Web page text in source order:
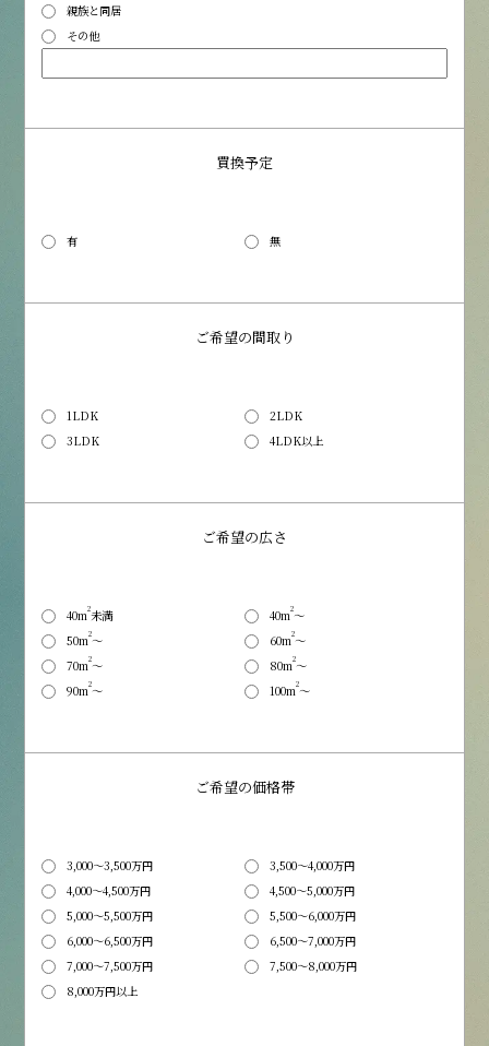
親族と同居
その他
買換予定
有 無
ご希望の間取り
1LDK
2LDK
3LDK
4LDK以上
ご希望の広さ
40m2未満 40m2～
50m2～ 60m2～
70m2～ 80m2～
90m2～ 100m2～
ご希望の価格帯
3,000～3,500万円
3,500～4,000万円
4,000～4,500万円
4,500～5,000万円
5,000～5,500万円
5,500～6,000万円
6,000～6,500万円
6,500～7,000万円
7,000～7,500万円
7,500～8,000万円
8,000万円以上